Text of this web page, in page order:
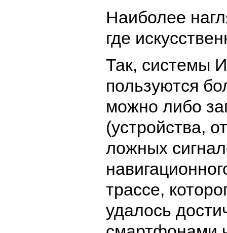
Наиболее
где
Так, системы
пользуются
можно либо
(устройства,
ложных
трассе,
удалось